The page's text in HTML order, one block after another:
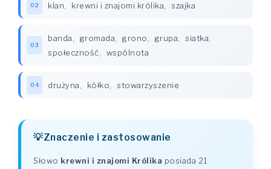
02 klan krewni i znajomi królika szajka
03
banda gromada grono grupa siatka
społeczność
wspólnota
04 drużyna kółko stowarzyszenie
Znaczenie i zastosowanie
Słowo krewni i znajomi Królika posiada 21